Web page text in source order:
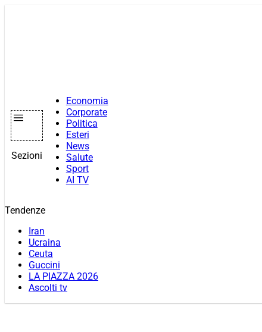
Sezioni
Economia
Corporate
Politica
Esteri
News
Salute
Sport
AI TV
Tendenze
Iran
Ucraina
Ceuta
Guccini
LA PIAZZA 2026
Ascolti tv